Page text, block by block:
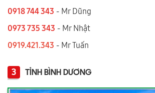
0918 744 343 - Mr Dũng
0973 735 343 - Mr Nhật
0919.421.343 ​​​​​​ - Mr Tuấn
3 TỈNH BÌNH DƯƠNG